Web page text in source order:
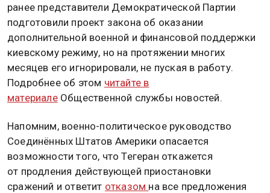
ранее представители Демократической Партии
подготовили проект закона об оказании
дополнительной военной и финансовой поддержки
киевскому режиму, но на протяжении многих
месяцев его игнорировали, не пуская в работу.
Подробнее об этом читайте в
материалеОбщественной службы новостей.
Напомним, военно-политическое руководство
Соединённых Штатов Америки опасается
возможности того, что Тегеран откажется
от продления действующей приостановки
сражений и ответит отказом на все предложения